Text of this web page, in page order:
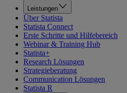
Leistungen
Über Statista
Statista Connect
Erste Schritte und Hilfebereich
Webinar & Training Hub
Statista+
Research Lösungen
Strategieberatung
Communication Lösungen
Statista R